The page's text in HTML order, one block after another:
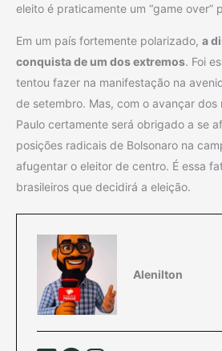
eleito é praticamente um “game over”
Em um país fortemente polarizado, a
conquista de um dos extremos. Foi
tentou fazer na manifestação na
de setembro. Mas, com o avançar
Paulo certamente será obrigado a se
posições radicais de Bolsonaro na
afugentar o eleitor de centro. É essa
brasileiros que decidirá a eleição.
Alenilton